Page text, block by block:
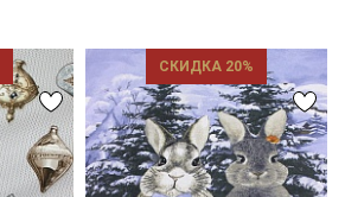
СКИДКА 20%